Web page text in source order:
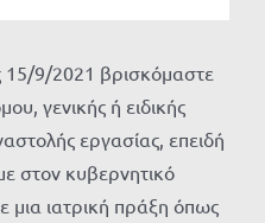
15/9/2021 βρισκόμαστε
γενικής ή ειδικής
εργασίας, επειδή
στον κυβερνητικό
μια ιατρική πράξη όπως